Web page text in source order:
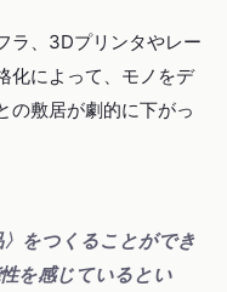
ラ、3Dプリンタやレー
化によって、モノをデ
の敷居が劇的に下がっ
をつくることができ
を感じているとい